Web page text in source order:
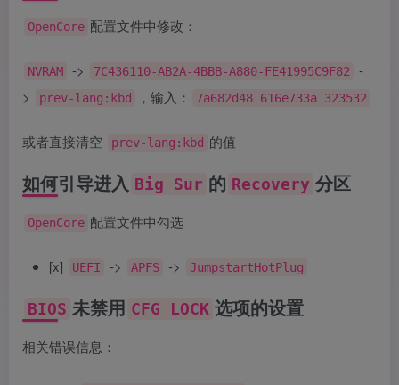
OpenCore 配置文件中修改：
NVRAM -> 7C436110-AB2A-4BBB-A880-FE41995C9F82
-
>
prev-lang:kbd ，输入： 7a682d48 616e733a 323532
或者直接清空 prev-lang:kbd 的值
如何引导进入 Big Sur 的 Recovery 分区
OpenCore 配置文件中勾选
[x] UEFI -> APFS -> JumpstartHotPlug
BIOS 未禁用 CFG LOCK 选项的设置
相关错误信息：